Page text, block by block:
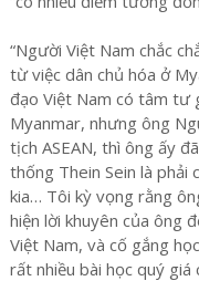
“Người Việt Nam chắc
từ việc dân chủ hóa ở
đạo Việt Nam có tâm tư
Myanmar, nhưng ông
tịch ASEAN, thì ông ấy
thống Thein Sein là phải
kia… Tôi kỳ vọng rằng
hiện lời khuyên của ông
Việt Nam, và cố gắng
rất nhiều bài học quý giá